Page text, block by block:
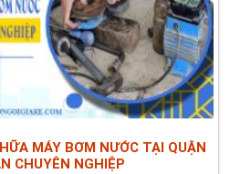
MÁY BƠM NƯỚC TẠI QUẬN
CHUYÊN NGHIỆP